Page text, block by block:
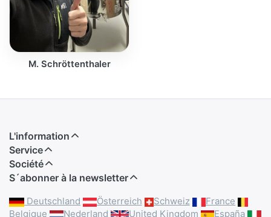
M. Schröttenthaler
L'information
Service
Société
S´abonner à la newsletter
Deutschland Österreich Schweiz
France
Belgique
Nederland United Kingdom España